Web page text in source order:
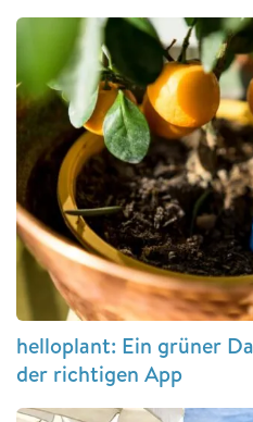
helloplant: Ein grüner
der richtigen App